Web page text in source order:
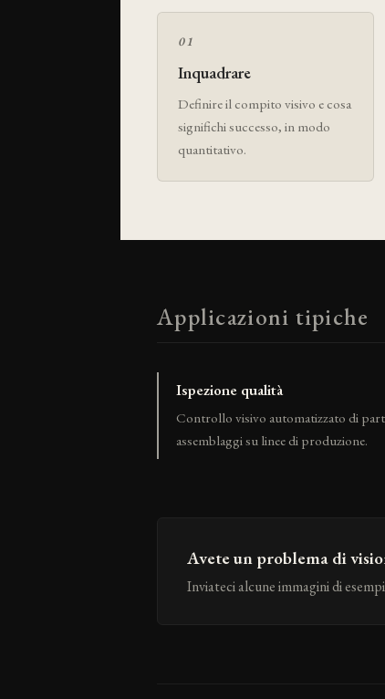
01
Inquadrare
Definire il compito visivo e cosa
significhi successo, in modo
quantitativo.
Applicazioni tipiche
Ispezione qualità
Controllo visivo automatizzato di
assemblaggi su linee di produzione.
Avete un problema di
Inviateci alcune immagini di